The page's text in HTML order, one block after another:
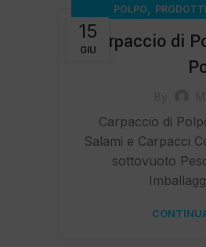
15
GIU
POLPO, PRODOTTI
Carpaccio di
Carpaccio di
Salami e Carpacci
sottovuoto